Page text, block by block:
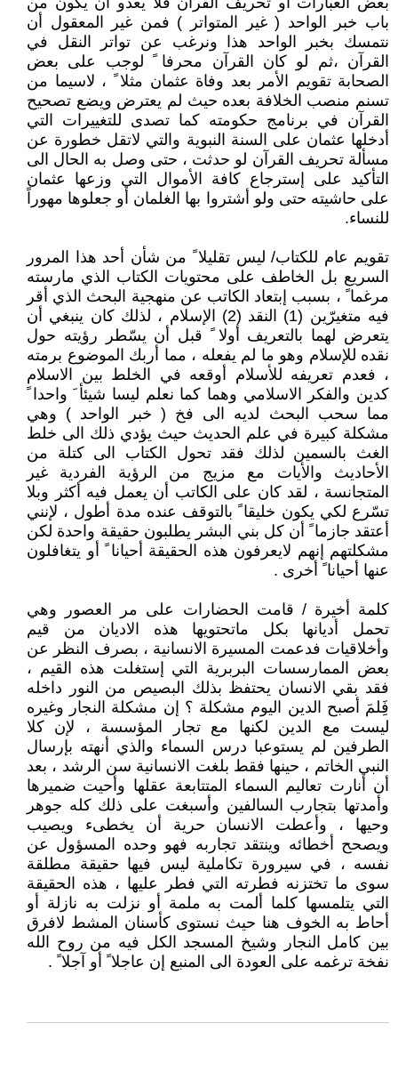
باب خبر الواحد ( غير المتواتر ) فمن غير المعقول أن
نتمسك بخبر الواحد هذا ونرغب عن تواتر النقل في
القرآن ،ثم لو كان القرآن محرفا ً لوجب على بعض
الصحابة تقويم الأمر بعد وفاة عثمان مثلا ً ، لاسيما من
تسنم منصب الخلافة بعده حيث لم يعترض ويضع تصحيح
القرآن في برنامج حكومته كما تصدى للتغييرات التي
أدخلها عثمان على السنة النبوية والتي لاتقل خطورة عن
مسألة تحريف القرآن لو حدثت ، حتى وصل به الحال الى
التأكيد على إسترجاع كافة الأموال التي وزعها عثمان
على حاشيته حتى ولو أشتروا بها الغلمان أو جعلوها مهوراً
للنساء.
تقويم عام للكتاب/ ليس تقليلا ً من شأن أحد هذا المرور
السريع بل الخاطف على محتويات الكتاب الذي مارسته
مرغما ً ، بسبب إبتعاد الكاتب عن منهجية البحث الذي أقر
فيه متغيرّين (1) النقد (2) الإسلام ، لذلك كان ينبغي أن
يتعرض لهما بالتعريف أولا ً قبل أن يسّطر رؤيته حول
نقده للإسلام وهو ما لم يفعله ، مما أربك الموضوع برمته
، فعدم تعريفه للأسلام أوقعه في الخلط بين الاسلام
كدين والفكر الاسلامي وهما كما نعلم ليسا شيئأ َ واحدا ً
مما سحب البحث لديه الى فخ ( خبر الواحد ) وهي
مشكلة كبيرة في علم الحديث حيث يؤدي ذلك الى خلط
الغث بالسمين لذلك فقد تحول الكتاب الى كتلة من
الأحاديث والأيات مع مزيج من الرؤية الفردية غير
المتجانسة ، لقد كان على الكاتب أن يعمل فيه أكثر وبلا
تسّرع لكي يكون خليقا ً بالتوقف عنده مدة أطول ، لإنني
أعتقد جازما ً أن كل بني البشر يطلبون حقيقة واحدة لكن
مشكلتهم إنهم لايعرفون هذه الحقيقة أحيانا ً أو يتغافلون
عنها أحيانا ً أخرى .
كلمة أخيرة / قامت الحضارات على مر العصور وهي
تحمل أديانها بكل ماتحتويها هذه الاديان من قيم
وأخلاقيات فدعمت المسيرة الانسانية ، بصرف النظر عن
بعض الممارسسات البربرية التي إستغلت هذه القيم ،
فقد بقي الانسان يحتفظ بذلك البصيص من النور داخله
فَِلمَ أصبح الدين اليوم مشكلة ؟ إن مشكلة النجار وغيره
ليست مع الدين لكنها مع تجار المؤسسة ، لإن كلا
الطرفين لم يستوعبا درس السماء والذي أنهته بإرسال
النبي الخاتم ، حينها فقط بلغت الانسانية سن الرشد ، بعد
أن أنارت تعاليم السماء المتتابعة عقلها وأحيت ضميرها
وأمدتها بتجارب السالفين وأسبغت على ذلك كله جوهر
وحيها ، وأعطت الانسان حرية أن يخطىء ويصيب
ويصحح أخطائه وينتقد تجاربه فهو وحده المسؤول عن
نفسه ، في سيرورة تكاملية ليس فيها حقيقة مطلقة
سوى ما تختزنه فطرته التي فطر عليها ، هذه الحقيقة
التي يتلمسها كلما ألمت به ملمة أو نزلت به نازلة أو
أحاط به الخوف هنا حيث نستوى كأسنان المشط لافرق
بين كامل النجار وشيخ المسجد الكل فيه من روح الله
نفخة ترغمه على العودة الى المنبع إن عاجلا ً أو آجلا ً .